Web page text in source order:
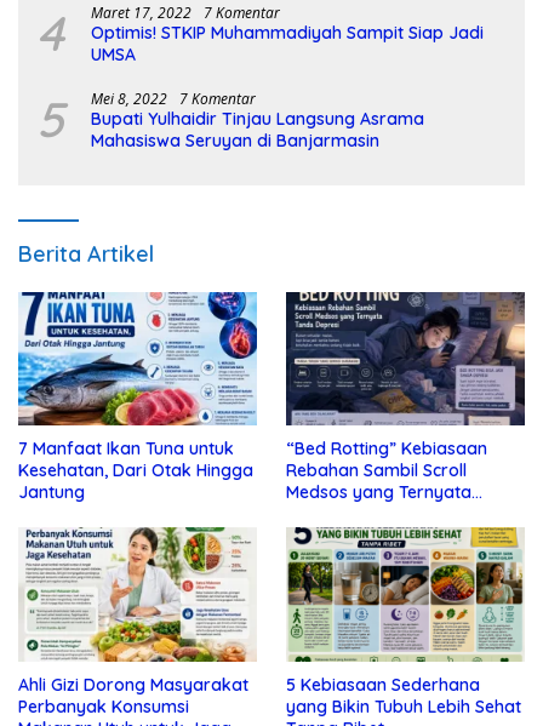
4 Maret 17, 2022 7 Komentar
Optimis! STKIP Muhammadiyah Sampit Siap Jadi
UMSA
5 Mei 8, 2022 7 Komentar
Bupati Yulhaidir Tinjau Langsung Asrama
Mahasiswa Seruyan di Banjarmasin
Berita Artikel
7 Manfaat Ikan Tuna untuk
Kesehatan, Dari Otak Hingga
Jantung
“Bed Rotting” Kebiasaan
Rebahan Sambil Scroll
Medsos yang Ternyata
Ahli Gizi Dorong Masyarakat
Perbanyak Konsumsi
5 Kebiasaan Sederhana
yang Bikin Tubuh Lebih Sehat